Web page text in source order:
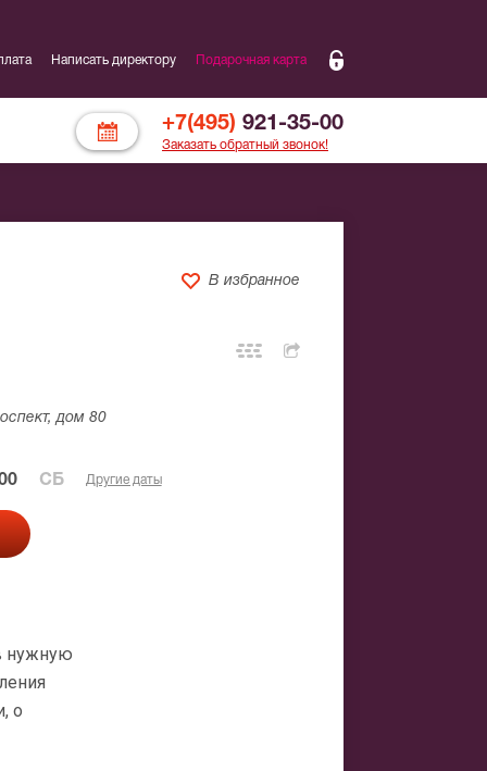
Написать директору Подарочная карта
+7(495) 921-35-00
Заказать обратный звонок!
В избранное
дом 80
СБ Другие даты
нужную
о